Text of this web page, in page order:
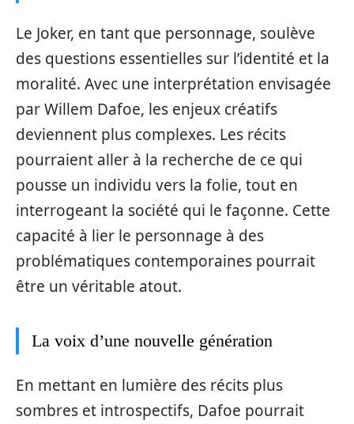
Le Joker, en tant que personnage, soulève
des questions essentielles sur l’identité et la
moralité. Avec une interprétation envisagée
par Willem Dafoe, les enjeux créatifs
deviennent plus complexes. Les récits
pourraient aller à la recherche de ce qui
pousse un individu vers la folie, tout en
interrogeant la société qui le façonne. Cette
capacité à lier le personnage à des
problématiques contemporaines pourrait
être un véritable atout.
La voix d’une nouvelle génération
En mettant en lumière des récits plus
sombres et introspectifs, Dafoe pourrait